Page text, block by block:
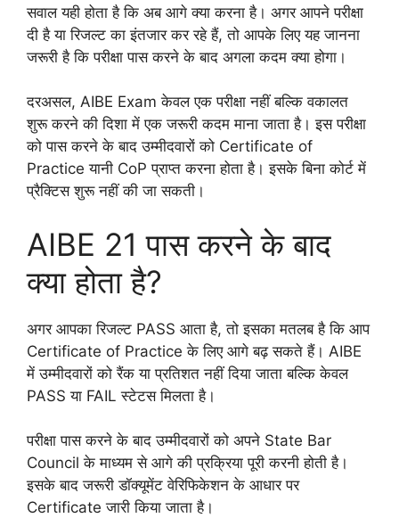
सवाल यही होता है कि अब आगे क्या करना है। अगर आपने परीक्षा
दी है या रिजल्ट का इंतजार कर रहे हैं, तो आपके लिए यह जानना
जरूरी है कि परीक्षा पास करने के बाद अगला कदम क्या होगा।
दरअसल, AIBE Exam केवल एक परीक्षा नहीं बल्कि वकालत
शुरू करने की दिशा में एक जरूरी कदम माना जाता है। इस परीक्षा
को पास करने के बाद उम्मीदवारों को Certificate of
Practice यानी CoP प्राप्त करना होता है। इसके बिना कोर्ट में
प्रैक्टिस शुरू नहीं की जा सकती।
AIBE 21 पास करने के बाद
क्या होता है?
अगर आपका रिजल्ट PASS आता है, तो इसका मतलब है कि आप
Certificate of Practice के लिए आगे बढ़ सकते हैं। AIBE
में उम्मीदवारों को रैंक या प्रतिशत नहीं दिया जाता बल्कि केवल
PASS या FAIL स्टेटस मिलता है।
परीक्षा पास करने के बाद उम्मीदवारों को अपने State Bar
Council के माध्यम से आगे की प्रक्रिया पूरी करनी होती है।
इसके बाद जरूरी डॉक्यूमेंट वेरिफिकेशन के आधार पर
Certificate जारी किया जाता है।